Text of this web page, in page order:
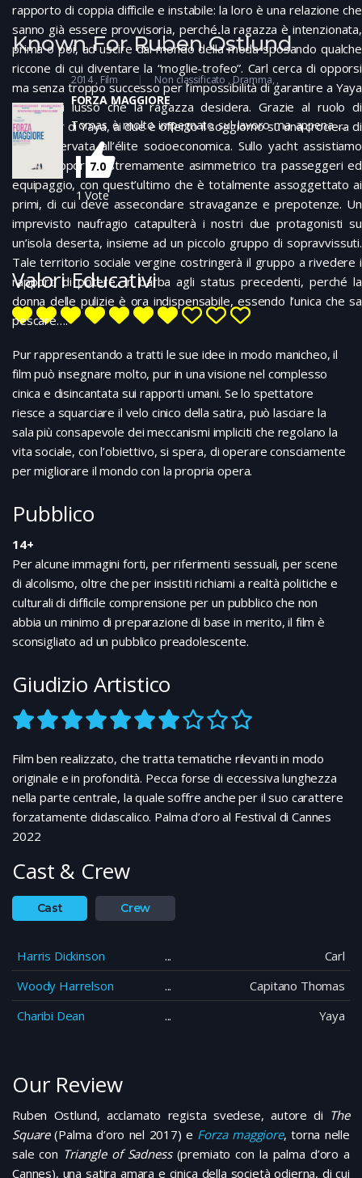
rapporto di coppia difficile e instabile: la loro è una relazione che
sanno già essere provvisoria, perché la ragazza è intenzionata,
prima o poi, ad uscire dal mondo della moda sposando qualche
riccone di cui diventare la “moglie-trofeo”. Carl cerca di opporsi
ma senza troppo successo per l’impossibilità di garantire a Yaya
la vita di lusso che la ragazza desidera. Grazie al ruolo di
influencer di Yaya, ai due è offerto il soggiorno su una crociera di
lusso riservata all’élite socioeconomica. Sullo yacht assistiamo
ad un rapporto estremamente asimmetrico tra passeggeri ed
equipaggio, con quest’ultimo che è totalmente assoggettato ai
primi, di cui deve assecondare stravaganze e prepotenze. Un
imprevisto naufragio catapulterà i nostri due protagonisti su
un’isola deserta, insieme ad un piccolo gruppo di sopravvissuti.
Tale territorio sociale vergine costringerà il gruppo a rivedere i
rapporti di potere, in barba agli status precedenti, perché la
donna delle pulizie è ora indispensabile, essendo l’unica che sa
pescare….
Known For Ruben Östlund
2014 Film Non classificato Dramma
FORZA MAGGIORE
Tomas è molto impegnato sul lavoro ma appena ha
trovato una settimana libera, ha organizzato con sua
moglie Abba una settimana bianca da passare tutti
assieme ai loro due figli. Una mattina una valanga
sembra travolgerli:Abba si preoccupa di porre al riparo
i due figli mentre Tomas si allontana. Abba ne resta
turbata ma non sa come dirlo al marito. Quando
finalmente trova il coraggio di ricordare l’episodio in
presenza di una coppia di loro amici, Tomas nega di
esser fuggito…
7.0
1 Vote
Valori Educativi
Pur rappresentando a tratti le sue idee in modo manicheo, il
film può insegnare molto, pur in una visione nel complesso
cinica e disincantata sui rapporti umani. Se lo spettatore
riesce a squarciare il velo cinico della satira, può lasciare la
sala più consapevole dei meccanismi impliciti che regolano la
vita sociale, con l’obiettivo, si spera, di operare consciamente
per migliorare il mondo con la propria opera.
Pubblico
14+
Per alcune immagini forti, per riferimenti sessuali, per scene
di alcolismo, oltre che per insistiti richiami a realtà politiche e
culturali di difficile comprensione per un pubblico che non
abbia un minimo di preparazione di base in merito, il film è
sconsigliato ad un pubblico preadolescente.
Giudizio Artistico
Film ben realizzato, che tratta tematiche rilevanti in modo
originale e in profondità. Pecca forse di eccessiva lunghezza
nella parte centrale, la quale soffre anche per il suo carattere
forzatamente didascalico. Palma d’oro al Festival di Cannes
2022
Cast & Crew
Cast Crew
Harris Dickinson
Carl
Woody Harrelson
Capitano Thomas
Charibi Dean
Yaya
Our Review
Ruben Ostlund, acclamato regista svedese, autore di The
Square(Palma d’oro nel 2017) e Forza maggiore, torna nelle
sale con Triangle of Sadness(premiato con la palma d’oro a
Cannes), una satira amara e cinica della società odierna, di cui